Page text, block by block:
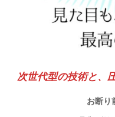
次世代型の技術と、
お断り